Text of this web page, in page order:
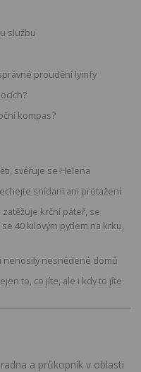
službu
proudění lymfy
kompas?
svěřuje se Helena
snídani ani protažení
krční páteř, se
40 kilovým pytlem na krku,
nenosily nesnědené domů
to, co jíte, ale i kdy to jíte
a průkopník v oblasti